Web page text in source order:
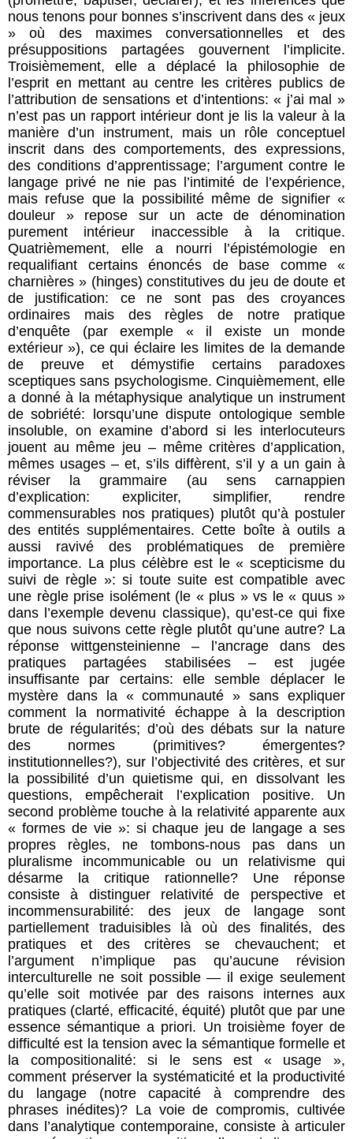
nous tenons pour bonnes s’inscrivent dans des « jeux
» où des maximes conversationnelles et des
présuppositions partagées gouvernent l’implicite.
Troisièmement, elle a déplacé la philosophie de
l’esprit en mettant au centre les critères publics de
l’attribution de sensations et d’intentions: « j’ai mal »
n’est pas un rapport intérieur dont je lis la valeur à la
manière d’un instrument, mais un rôle conceptuel
inscrit dans des comportements, des expressions,
des conditions d’apprentissage; l’argument contre le
langage privé ne nie pas l’intimité de l’expérience,
mais refuse que la possibilité même de signifier «
douleur » repose sur un acte de dénomination
purement intérieur inaccessible à la critique.
Quatrièmement, elle a nourri l’épistémologie en
requalifiant certains énoncés de base comme «
charnières » (hinges) constitutives du jeu de doute et
de justification: ce ne sont pas des croyances
ordinaires mais des règles de notre pratique
d’enquête (par exemple « il existe un monde
extérieur »), ce qui éclaire les limites de la demande
de preuve et démystifie certains paradoxes
sceptiques sans psychologisme. Cinquièmement, elle
a donné à la métaphysique analytique un instrument
de sobriété: lorsqu’une dispute ontologique semble
insoluble, on examine d’abord si les interlocuteurs
jouent au même jeu – même critères d’application,
mêmes usages – et, s’ils diffèrent, s’il y a un gain à
réviser la grammaire (au sens carnappien
d’explication: expliciter, simplifier, rendre
commensurables nos pratiques) plutôt qu’à postuler
des entités supplémentaires. Cette boîte à outils a
aussi ravivé des problématiques de première
importance. La plus célèbre est le « scepticisme du
suivi de règle »: si toute suite est compatible avec
une règle prise isolément (le « plus » vs le « quus »
dans l’exemple devenu classique), qu’est-ce qui fixe
que nous suivons cette règle plutôt qu’une autre? La
réponse wittgensteinienne – l’ancrage dans des
pratiques partagées stabilisées – est jugée
insuffisante par certains: elle semble déplacer le
mystère dans la « communauté » sans expliquer
comment la normativité échappe à la description
brute de régularités; d’où des débats sur la nature
des normes (primitives? émergentes?
institutionnelles?), sur l’objectivité des critères, et sur
la possibilité d’un quietisme qui, en dissolvant les
questions, empêcherait l’explication positive. Un
second problème touche à la relativité apparente aux
« formes de vie »: si chaque jeu de langage a ses
propres règles, ne tombons-nous pas dans un
pluralisme incommunicable ou un relativisme qui
désarme la critique rationnelle? Une réponse
consiste à distinguer relativité de perspective et
incommensurabilité: des jeux de langage sont
partiellement traduisibles là où des finalités, des
pratiques et des critères se chevauchent; et
l’argument n’implique pas qu’aucune révision
interculturelle ne soit possible — il exige seulement
qu’elle soit motivée par des raisons internes aux
pratiques (clarté, efficacité, équité) plutôt que par une
essence sémantique a priori. Un troisième foyer de
difficulté est la tension avec la sémantique formelle et
la compositionalité: si le sens est « usage »,
comment préserver la systématicité et la productivité
du langage (notre capacité à comprendre des
phrases inédites)? La voie de compromis, cultivée
dans l’analytique contemporaine, consiste à articuler